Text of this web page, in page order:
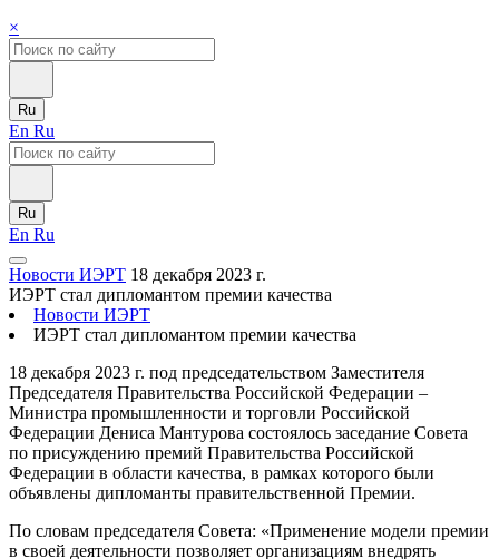
×
Ru
En Ru
Ru
En Ru
Новости ИЭРТ 18 декабря 2023 г.
ИЭРТ стал дипломантом премии качества
Новости ИЭРТ
ИЭРТ стал дипломантом премии качества
18 декабря 2023 г. под председательством Заместителя
Председателя Правительства Российской Федерации –
Министра промышленности и торговли Российской
Федерации Дениса Мантурова состоялось заседание Совета
по присуждению премий Правительства Российской
Федерации в области качества, в рамках которого были
объявлены дипломанты правительственной Премии.
По словам председателя Совета: «Применение модели премии
в своей деятельности позволяет организациям внедрять